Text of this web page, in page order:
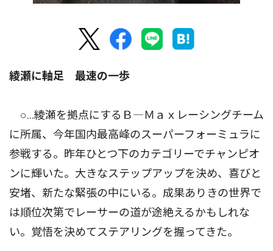
綾瀬に軸足 最速の一歩
○…綾瀬を拠点にするＢ―Ｍａｘレーシングチーム
に所属、今年国内最高峰のスーパーフォーミュラに
参戦する。昨年ひとつ下のカテゴリーでチャンピオ
ンに輝いた。大きなステップアップを決め、喜びと
安堵、新たな緊張の中にいる。成果ありきの世界で
は順位次第でレーサーの道が途絶えるかもしれな
い。覚悟を決めてステアリングを握ってきた。